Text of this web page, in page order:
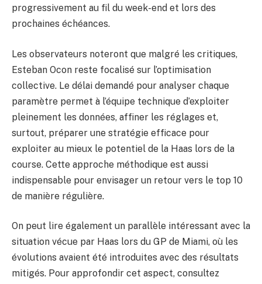
progressivement au fil du week-end et lors des
prochaines échéances.
Les observateurs noteront que malgré les critiques,
Esteban Ocon reste focalisé sur l’optimisation
collective. Le délai demandé pour analyser chaque
paramètre permet à l’équipe technique d’exploiter
pleinement les données, affiner les réglages et,
surtout, préparer une stratégie efficace pour
exploiter au mieux le potentiel de la Haas lors de la
course. Cette approche méthodique est aussi
indispensable pour envisager un retour vers le top 10
de manière régulière.
On peut lire également un parallèle intéressant avec la
situation vécue par Haas lors du GP de Miami, où les
évolutions avaient été introduites avec des résultats
mitigés. Pour approfondir cet aspect, consultez